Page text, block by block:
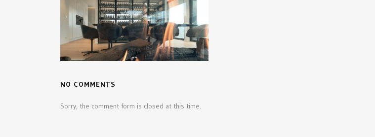
NO COMMENTS
Sorry, the comment form is closed at this time.